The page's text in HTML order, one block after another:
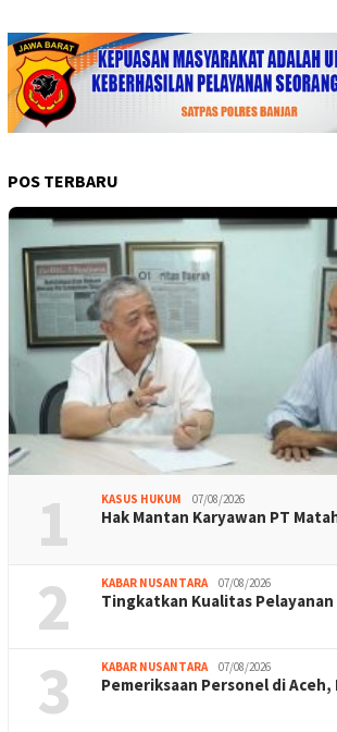
POS TERBARU
1 KASUS HUKUM 07/08/2026
Hak Mantan Karyawan PT
2 KABAR NUSANTARA 07/08/2026
Tingkatkan Kualitas
3 KABAR NUSANTARA 07/08/2026
Pemeriksaan Personel di